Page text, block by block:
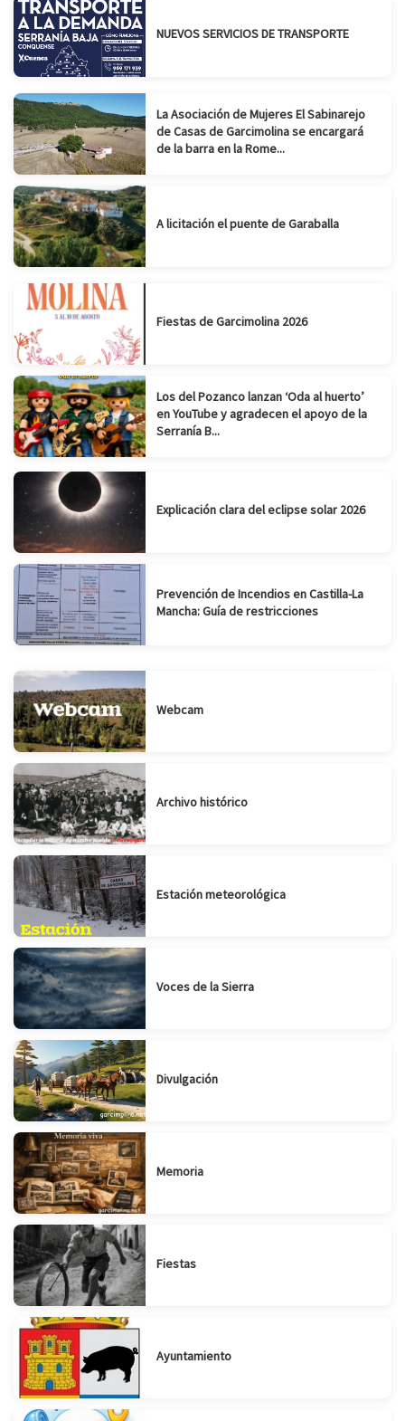
NUEVOS SERVICIOS DE TRANSPORTE
La Asociación de Mujeres El Sabinarejo
de Casas de Garcimolina se encargará
de la barra en la Rome...
A licitación el puente de Garaballa
Fiestas de Garcimolina 2026
Los del Pozanco lanzan ‘Oda al huerto’
en YouTube y agradecen el apoyo de la
Serranía B...
Explicación clara del eclipse solar 2026
Prevención de Incendios en Castilla-La
Mancha: Guía de restricciones
Webcam
Archivo histórico
Estación meteorológica
Voces de la Sierra
Divulgación
Memoria
Fiestas
Ayuntamiento